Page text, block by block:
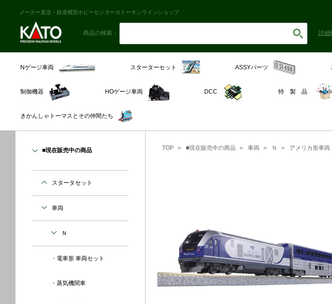
メーカー直送・鉄道模型ホビーセンターカトーオンラインショップ
商品の検索： 詳細
Nゲージ車両 スターターセット ASSYパーツ
制御機器 HOゲージ車両 DCC 特 製 品
きかんしゃトーマスとその仲間たち
TOP ■現在販売中の商品 車両 Ｎ アメリカ形車両
■現在販売中の商品
スタータセット
車両
Ｎ
電車形 車両セット
蒸気機関車